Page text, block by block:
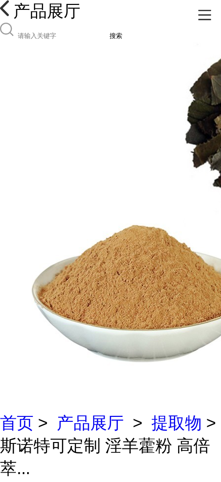
产品展厅
搜索
首页 > 产品展厅 > 提取物 >
斯诺特可定制 淫羊藿粉 高倍
萃...